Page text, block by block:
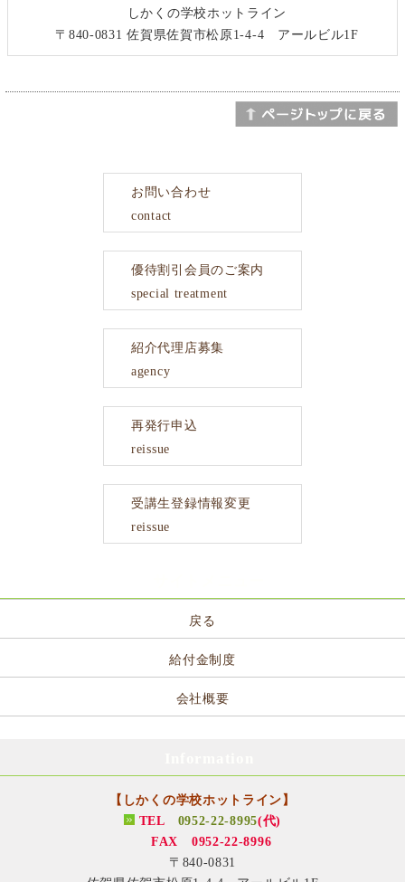
しかくの学校ホットライン
〒840-0831 佐賀県佐賀市松原1-4-4 アールビル1F
お問い合わせ
contact
優待割引会員のご案内
special treatment
紹介代理店募集
agency
再発行申込
reissue
受講生登録情報変更
reissue
戻る
給付金制度
会社概要
【しかくの学校ホットライン】
TEL 0952-22-8995(代)
FAX 0952-22-8996
〒840-0831